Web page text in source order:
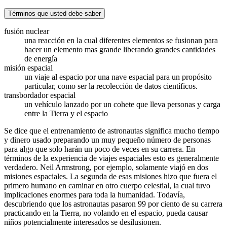
Términos que usted debe saber
fusión nuclear
una reacción en la cual diferentes elementos se fusionan para
hacer un elemento mas grande liberando grandes cantidades
de energía
misión espacial
un viaje al espacio por una nave espacial para un propósito
particular, como ser la recolección de datos científicos.
transbordador espacial
un vehículo lanzado por un cohete que lleva personas y carga
entre la Tierra y el espacio
Se dice que el entrenamiento de astronautas significa mucho tiempo
y dinero usado preparando un muy pequeño número de personas
para algo que solo harán un poco de veces en su carrera. En
términos de la experiencia de viajes espaciales esto es generalmente
verdadero. Neil Armstrong, por ejemplo, solamente viajó en dos
misiones espaciales. La segunda de esas misiones hizo que fuera el
primero humano en caminar en otro cuerpo celestial, la cual tuvo
implicaciones enormes para toda la humanidad. Todavía,
descubriendo que los astronautas pasaron 99 por ciento de su carrera
practicando en la Tierra, no volando en el espacio, pueda causar
niños potencialmente interesados se desilusionen.